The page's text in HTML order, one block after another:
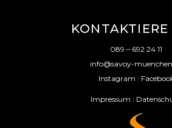
KONTAKTIERE
089 – 692 24 11
info@savoy-
Instagram |
Impressum |